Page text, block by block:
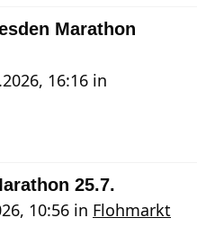
Marathon
16:16 in
25.7.
10:56 in Flohmarkt